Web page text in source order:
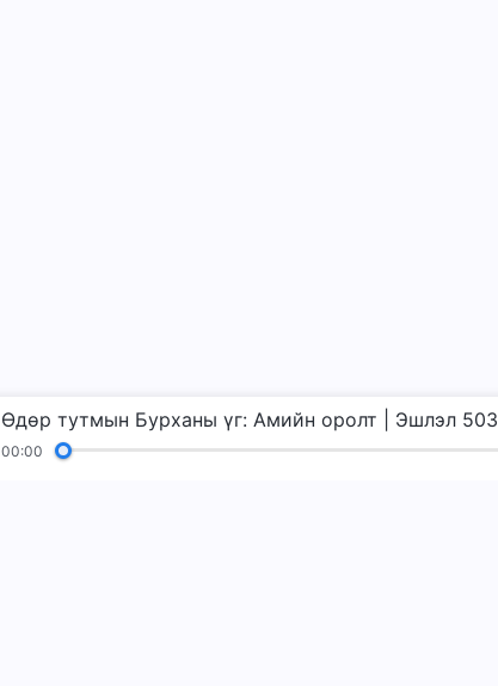
Өдөр тутмын Бурханы үг: Амийн оролт | Эшлэл 503
00:00